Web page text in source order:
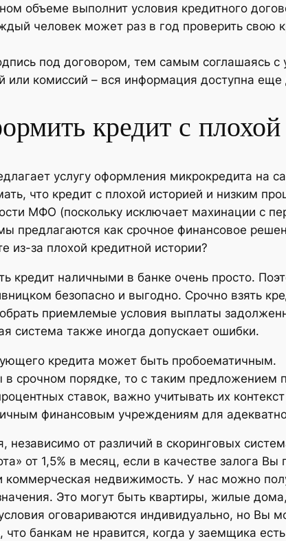
объеме выполнит условия кредитного
человек может раз в год проверить свою
под договором, тем самым соглашаясь с
или комиссий – вся информация доступна
кредит с плохой
услугу оформления микрокредита на
что кредит с плохой историей и низким
МФО (поскольку исключает махинации с
предлагаются как срочное финансовое
из-за плохой кредитной истории?
кредит наличными в банке очень просто.
безопасно и выгодно. Срочно взять
приемлемые условия выплаты
система также иногда допускает ошибки.
кредита может быть пробоематичным.
в срочном порядке, то с таким предложением
ставок, важно учитывать их
финансовым учреждениям для
независимо от различий в скоринговых
от 1,5% в месяц, если в качестве залога
коммерческая недвижимость. У нас можно
Это могут быть квартиры, жилые
оговариваются индивидуально, но Вы
что банкам не нравится, когда у заемщика